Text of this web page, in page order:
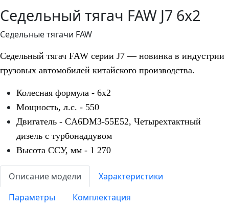
Седельный тягач FAW J7 6х2
Седельные тягачи FAW
Седельный тягач FAW серии J7 — новинка в индустрии
грузовых автомобилей китайского производства.
Колесная формула - 6х2
Мощность, л.с. - 550
Двигатель - CA6DM3-55E52, Четырехтактный
дизель с турбонаддувом
Высота ССУ, мм - 1 270
Описание модели
Характеристики
Параметры
Комплектация